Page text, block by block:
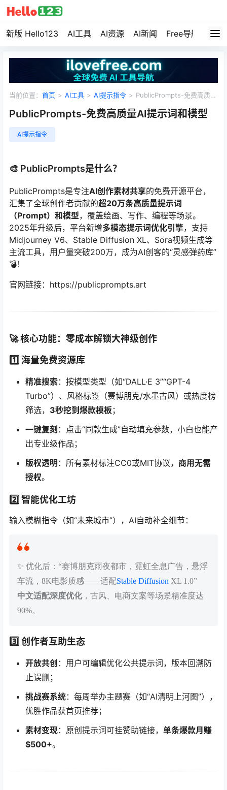
新版 Hello123 AI工具 AI资源 AI新闻 Free导航 资
当前位置： 首页 > AI工具 > AI提示指令 > PublicPrompts-免费高质量
PublicPrompts-免费高质量AI提示词和模型
AI提示指令
🎨 PublicPrompts是什么？
PublicPrompts是专注AI创作素材共享的免费开源平台，
汇集了全球创作者贡献的超20万条高质量提示词
（Prompt）和模型，覆盖绘画、写作、编程等场景。
2025年升级后，平台新增多模态提示词优化引擎，支持
Midjourney V6、Stable Diffusion XL、Sora视频生成等
主流工具，用户量突破200万，成为AI创客的“灵感弹药库”
💣！
官网链接：https://publicprompts.art
🚀 核心功能：零成本解锁大神级创作
1️⃣ 海量免费资源库
精准搜索：按模型类型（如“DALL·E 3”“GPT-4
Turbo”）、风格标签（赛博朋克/水墨古风）或热度榜
筛选， 3秒挖到爆款模板 ；
一键复刻 ：点击“同款生成”自动填充参数，小白也能产
出专业级作品；
版权透明 ：所有素材标注CC0或MIT协议， 商用无需
授权。
2️⃣ 智能优化工坊
输入模糊指令（如“未来城市”），AI自动补全细节：
✨ 优化后：“赛博朋克雨夜都市，霓虹全息广告，悬浮
车流，8K电影质感——适配Stable Diffusion XL 1.0”
中文适配深度优化，古风、电商文案等场景精准度达
90%。
3️⃣ 创作者互助生态
开放共创 ：用户可编辑优化公共提示词，版本回溯防
止误删；
挑战赛系统：每周举办主题赛（如“AI清明上河图”），
优胜作品获首页推荐；
素材变现：原创提示词可挂赞助链接， 单条爆款月赚
$500+。